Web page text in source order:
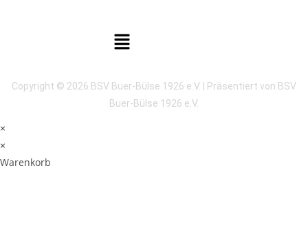
Copyright © 2026 BSV Buer-Bülse 1926 e.V. | Präsentiert von BSV
Buer-Bülse 1926 e.V.
×
×
Warenkorb